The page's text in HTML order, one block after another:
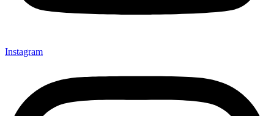
Instagram